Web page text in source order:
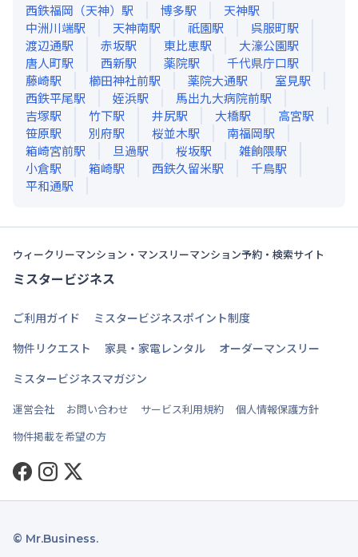
西鉄福岡（天神） 駅 博多駅 天神駅
中洲川端駅 天神南駅 祇園駅 呉服町駅
渡辺通駅 赤坂駅 東比恵駅 大濠公園駅
唐人町駅 西新駅 薬院駅 千代県庁口駅
藤崎駅 櫛田神社前駅 薬院大通駅 室見駅
西鉄平尾駅 姪浜駅 馬出九大病院前駅
吉塚駅 竹下駅 井尻駅 大橋駅 高宮駅
笹原駅 別府駅 桜並木駅 南福岡駅
箱崎宮前駅 旦過駅 桜坂駅 雑餉隈駅
小倉駅 箱崎駅 西鉄久留米駅 千鳥駅
平和通駅
ウィークリーマンション・マンスリーマンション予約・検索サイト
ミスタービジネス
ご利用ガイド
ミスタービジネスポイント制度
物件リクエスト
家具・家電レンタル
オーダーマンスリー
ミスタービジネスマガジン
運営会社 お問い合わせ サービス利用規約
個人情報保護方針
物件掲載を希望の方
Facebook
Instagram
Twitter
© Mr.Business.